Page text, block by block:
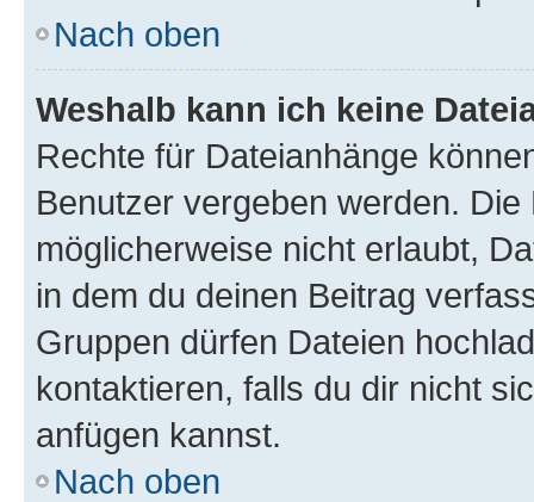
Nach oben
Weshalb kann ich keine
Rechte für Dateianhänge
Benutzer vergeben werden.
möglicherweise nicht erlaubt,
in dem du deinen Beitrag
Gruppen dürfen Dateien
kontaktieren, falls du dir nicht
anfügen kannst.
Nach oben